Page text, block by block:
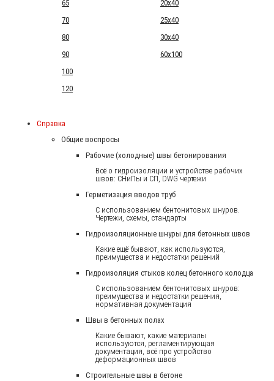
65
20x40
70
25x40
80
30x40
90
60x100
100
120
Справка
Общие воспросы
Рабочие (холодные) швы бетонирования
Всё о гидроизоляции и устройстве рабочих
швов: СНиПы и СП, DWG чертежи
Герметизация вводов труб
С использованием бентонитовых шнуров.
Чертежи, схемы, стандарты
Гидроизоляционные шнуры для бетонных швов
Какие ещё бывают, как используются,
преимущества и недостатки решений
Гидроизоляция стыков колец бетонного колодца
С использованием бентонитовых шнуров:
преимущества и недостатки решения,
нормативная документация
Швы в бетонных полах
Какие бывают, какие материалы
используются, регламентирующая
документация, всё про устройство
деформационных швов
Строительные швы в бетоне